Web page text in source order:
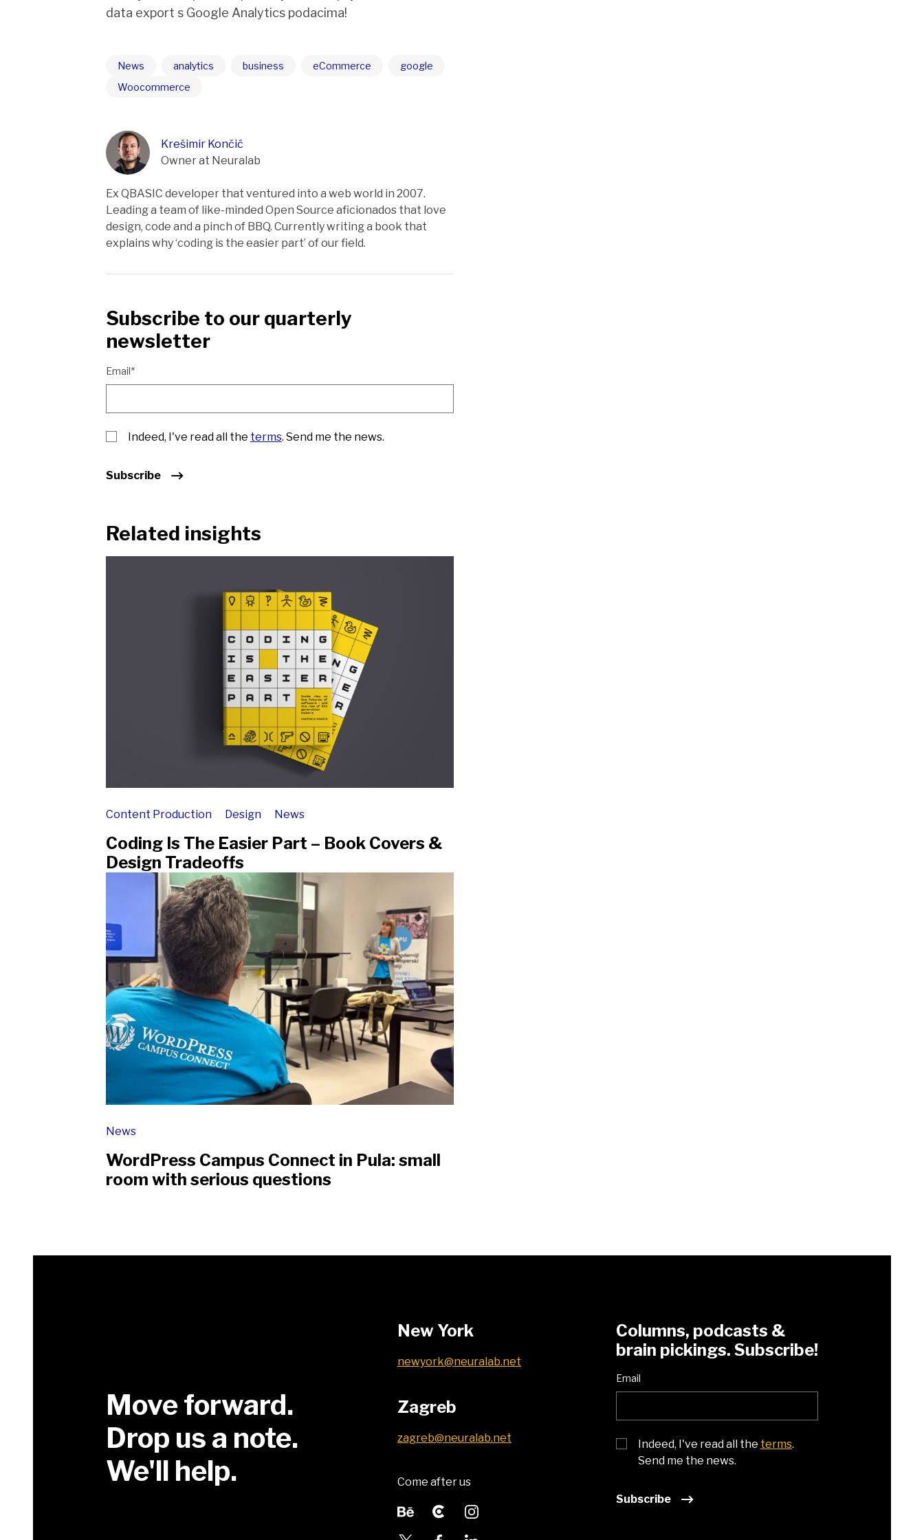
data export s Google Analytics podacima!
News analytics business eCommerce
google
Woocommerce
Krešimir Končić
Owner at Neuralab
Ex QBASIC developer that ventured into a web world in 2007.
Leading a team of like-minded Open Source aficionados that love
design, code and a pinch of BBQ. Currently writing a book that
explains why ‘coding is the easier part’ of our field.
Subscribe to our quarterly
newsletter
Email*
Indeed, I've read all the terms. Send me the news.
Subscribe
Related insights
Content Production Design News
Coding Is The Easier Part – Book Covers &
Design Tradeoffs
News
WordPress Campus Connect in Pula: small
room with serious questions
Move forward.
Drop us a note.
We'll help.
New York
newyork@neuralab.net
Zagreb
zagreb@neuralab.net
Come after us
Columns, podcasts &
brain pickings. Subscribe!
Email
Indeed, I've read all the terms.
Send me the news.
Subscribe